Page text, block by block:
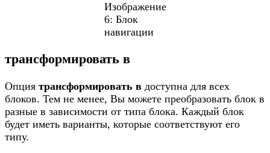
Изображение
6: Блок
навигации
трансформировать в
Опция трансформировать в доступна для всех
блоков. Тем не менее, Вы можете преобразовать блок в
разные в зависимости от типа блока. Каждый блок
будет иметь варианты, которые соответствуют его
типу.